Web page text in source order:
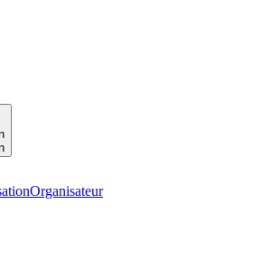
Organisateur